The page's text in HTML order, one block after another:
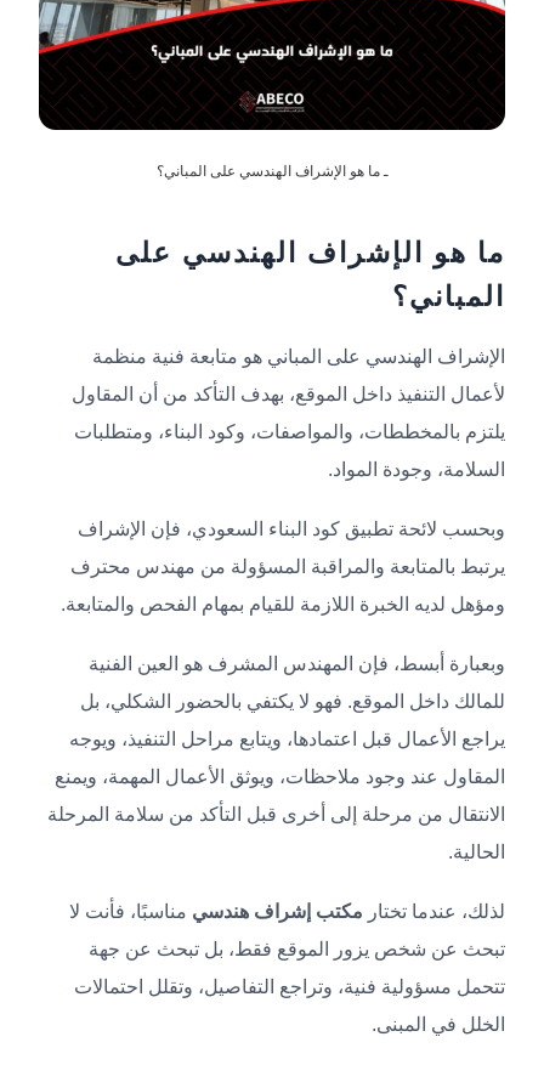
ـ ما هو الإشراف الهندسي على المباني؟
ما هو الإشراف الهندسي على
المباني؟
الإشراف الهندسي على المباني هو متابعة فنية منظمة
لأعمال التنفيذ داخل الموقع، بهدف التأكد من أن المقاول
يلتزم بالمخططات، والمواصفات، وكود البناء، ومتطلبات
السلامة، وجودة المواد.
وبحسب لائحة تطبيق كود البناء السعودي، فإن الإشراف
يرتبط بالمتابعة والمراقبة المسؤولة من مهندس محترف
ومؤهل لديه الخبرة اللازمة للقيام بمهام الفحص والمتابعة.
وبعبارة أبسط، فإن المهندس المشرف هو العين الفنية
للمالك داخل الموقع. فهو لا يكتفي بالحضور الشكلي، بل
يراجع الأعمال قبل اعتمادها، ويتابع مراحل التنفيذ، ويوجه
المقاول عند وجود ملاحظات، ويوثق الأعمال المهمة، ويمنع
الانتقال من مرحلة إلى أخرى قبل التأكد من سلامة المرحلة
الحالية.
لذلك، عندما تختار مكتب إشراف هندسي مناسبًا، فأنت لا
تبحث عن شخص يزور الموقع فقط، بل تبحث عن جهة
تتحمل مسؤولية فنية، وتراجع التفاصيل، وتقلل احتمالات
الخلل في المبنى.